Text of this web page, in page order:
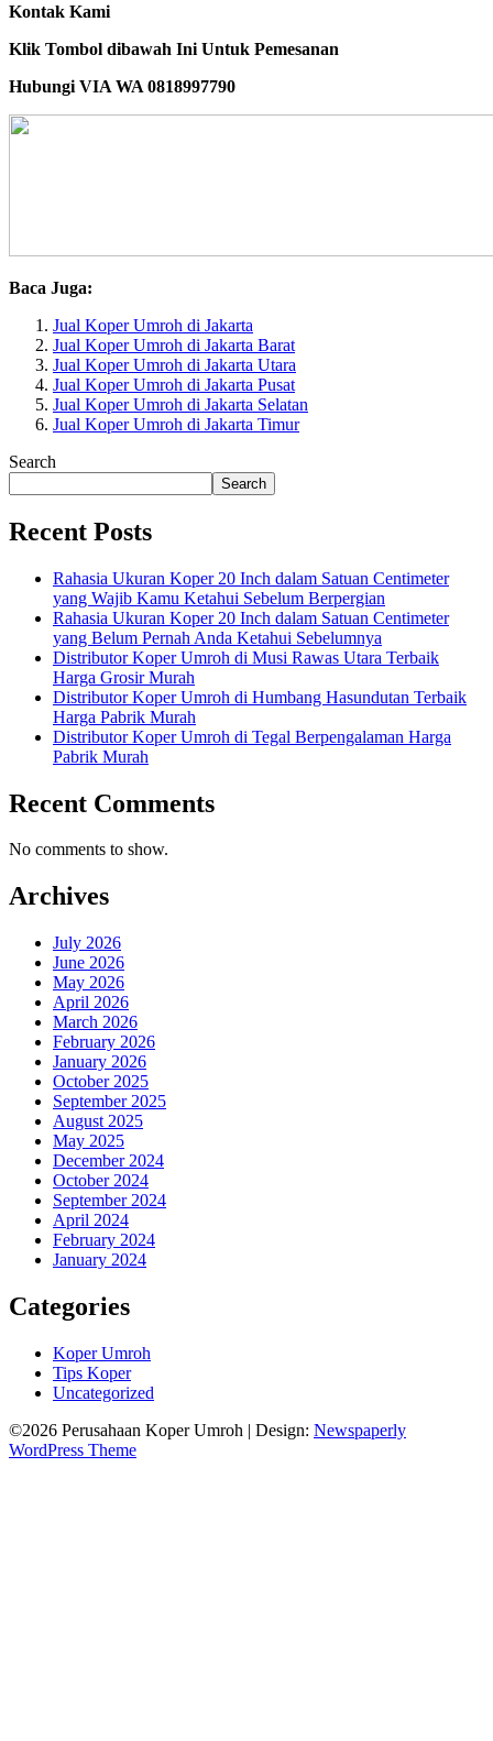
Kontak Kami
Klik Tombol dibawah Ini Untuk Pemesanan
Hubungi VIA WA 0818997790
Baca Juga:
Jual Koper Umroh di Jakarta
Jual Koper Umroh di Jakarta Barat
Jual Koper Umroh di Jakarta Utara
Jual Koper Umroh di Jakarta Pusat
Jual Koper Umroh di Jakarta Selatan
Jual Koper Umroh di Jakarta Timur
Search
Search
Recent Posts
Rahasia Ukuran Koper 20 Inch dalam Satuan Centimeter
yang Wajib Kamu Ketahui Sebelum Berpergian
Rahasia Ukuran Koper 20 Inch dalam Satuan Centimeter
yang Belum Pernah Anda Ketahui Sebelumnya
Distributor Koper Umroh di Musi Rawas Utara Terbaik
Harga Grosir Murah
Distributor Koper Umroh di Humbang Hasundutan Terbaik
Harga Pabrik Murah
Distributor Koper Umroh di Tegal Berpengalaman Harga
Pabrik Murah
Recent Comments
No comments to show.
Archives
July 2026
June 2026
May 2026
April 2026
March 2026
February 2026
January 2026
October 2025
September 2025
August 2025
May 2025
December 2024
October 2024
September 2024
April 2024
February 2024
January 2024
Categories
Koper Umroh
Tips Koper
Uncategorized
©2026 Perusahaan Koper Umroh | Design: Newspaperly
WordPress Theme